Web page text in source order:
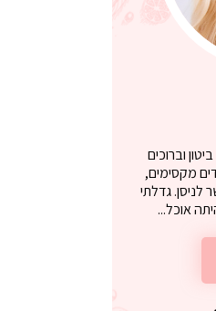
וברוכים
שלי. אני אמא ל-4 ילדים מקסימים,
לניסן. גדלתי
אוכל...